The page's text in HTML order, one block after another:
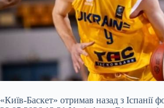
«Київ-Баскет» отримав назад з Іспанії